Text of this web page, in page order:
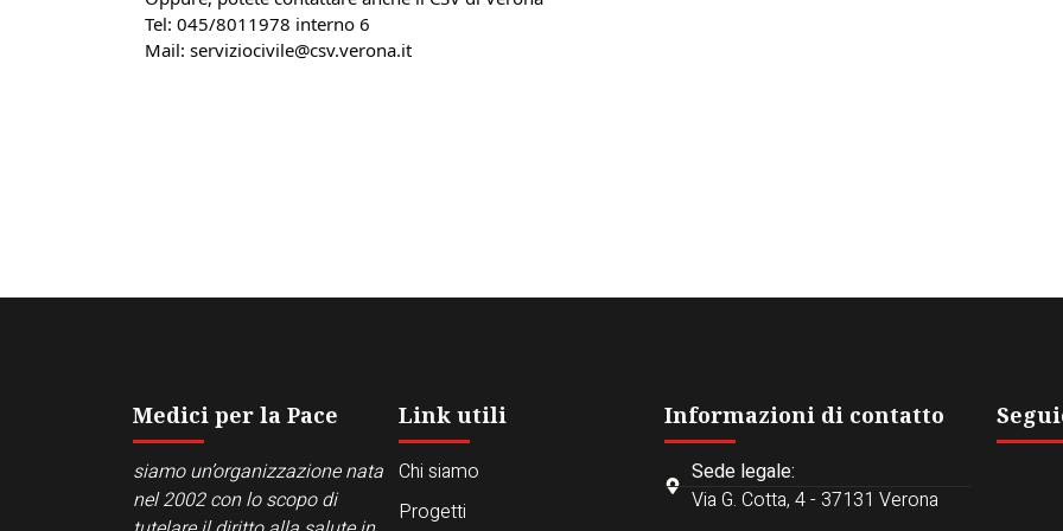
Tel: 045/8011978 interno 6
Mail: serviziocivile@csv.verona.it
Medici per la Pace
siamo un’organizzazione nata
nel 2002 con lo scopo di
Link utili
Chi siamo
Progetti
Informazioni di contatto
Sede legale:
Via G. Cotta, 4 - 37131 Verona